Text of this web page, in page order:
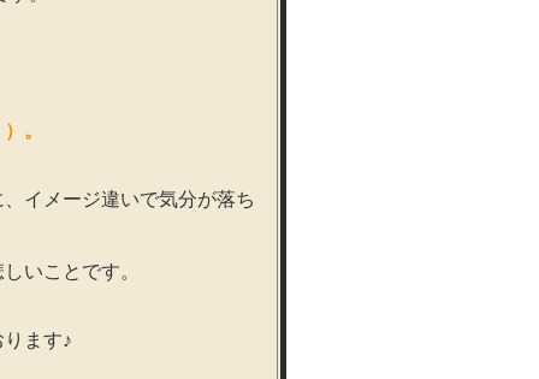
。
イメージ違いで気分が落ち
いことです。
ます♪